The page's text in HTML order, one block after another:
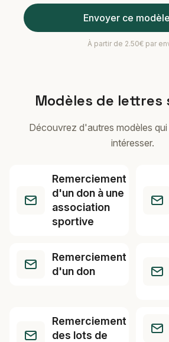
Envoyer ce modèle
À partir de 2.50€ par
Modèles de lettres
Découvrez d'autres modèles
intéresser.
Remerciement
d'un don à une
association
sportive
Remerciement
d'un don
Remerciement
des lots de